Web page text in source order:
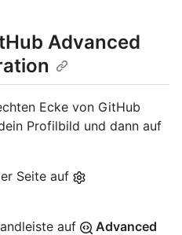
Advanced
Ecke von GitHub
Profilbild und dann auf
Seite auf
auf
Advanced